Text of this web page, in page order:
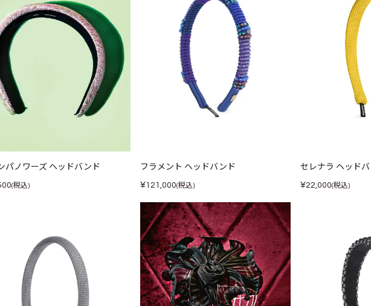
パノワーズ ヘッドバンド
(税込)
フラメント ヘッドバンド
¥121,000(税込)
セレナラ ヘッド
¥22,000(税込)